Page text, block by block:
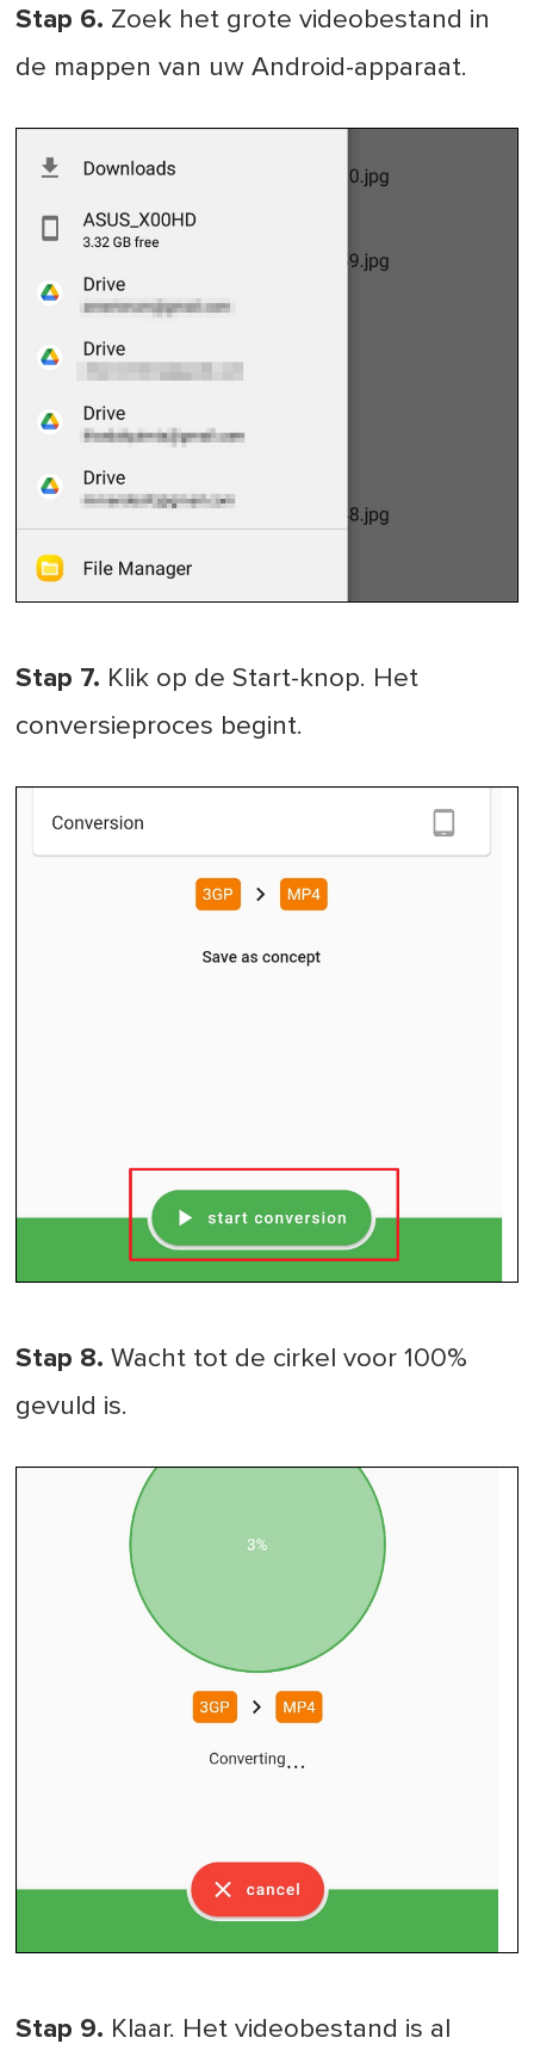
Stap 6. Zoek het grote videobestand in
de mappen van uw Android-apparaat.
Stap 7. Klik op de Start-knop. Het
conversieproces begint.
Stap 8. Wacht tot de cirkel voor 100%
gevuld is.
Stap 9. Klaar. Het videobestand is al